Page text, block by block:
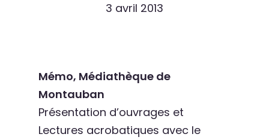
3 avril 2013
Mémo, Médiathèque de
Montauban
Présentation d’ouvrages et
Lectures acrobatiques avec le